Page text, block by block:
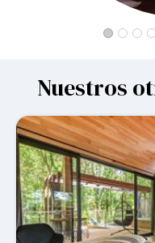
Nuestros